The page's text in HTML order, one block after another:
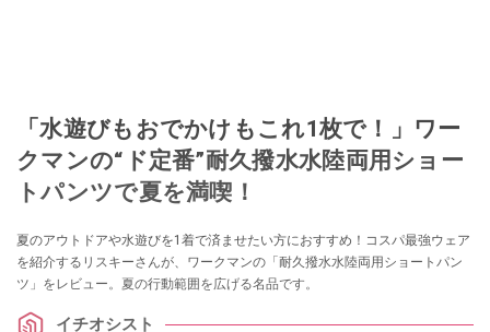
「水遊びもおでかけもこれ1枚で！」ワー
クマンの“ド定番”耐久撥水水陸両用ショー
トパンツで夏を満喫！
夏のアウトドアや水遊びを1着で済ませたい方におすすめ！コスパ最強ウェア
を紹介するリスキーさんが、ワークマンの「耐久撥水水陸両用ショートパン
ツ」をレビュー。夏の行動範囲を広げる名品です。
イチオシスト